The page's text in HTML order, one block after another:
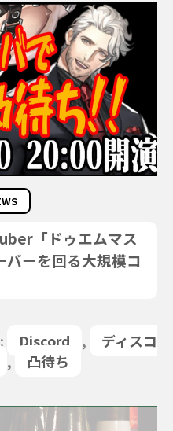
「ドゥエムマス
ーを回る大規模コ
Discord ,
ディスコ
, 凸待ち